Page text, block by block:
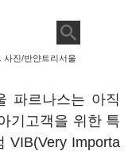
사진/반얀트리서울
파르나스는 아직
기고객을 위한 특
VIB(Very Importa